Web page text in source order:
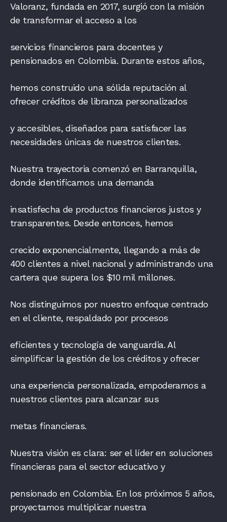
Valoranz, fundada en 2017, surgió con la misión
de transformar el acceso a los
servicios financieros para docentes y
pensionados en Colombia. Durante estos años,
hemos construido una sólida reputación al
ofrecer créditos de libranza personalizados
y accesibles, diseñados para satisfacer las
necesidades únicas de nuestros clientes.
Nuestra trayectoria comenzó en Barranquilla,
donde identificamos una demanda
insatisfecha de productos financieros justos y
transparentes. Desde entonces, hemos
crecido exponencialmente, llegando a más de
400 clientes a nivel nacional y administrando una
cartera que supera los $10 mil millones.
Nos distinguimos por nuestro enfoque centrado
en el cliente, respaldado por procesos
eficientes y tecnología de vanguardia. Al
simplificar la gestión de los créditos y ofrecer
una experiencia personalizada, empoderamos a
nuestros clientes para alcanzar sus
metas financieras.
Nuestra visión es clara: ser el líder en soluciones
financieras para el sector educativo y
pensionado en Colombia. En los próximos 5 años,
proyectamos multiplicar nuestra